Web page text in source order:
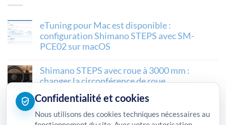
eTuning pour Mac est disponible :
configuration Shimano STEPS avec SM-
PCE02 sur macOS
Shimano STEPS avec roue à 3000 mm :
changer la circonférence de roue
Débrider Shimano EP801, EP6 et EP500 avec
eTuning
Confidentialité et cookies
Nous utilisons des cookies techniques nécessaires au